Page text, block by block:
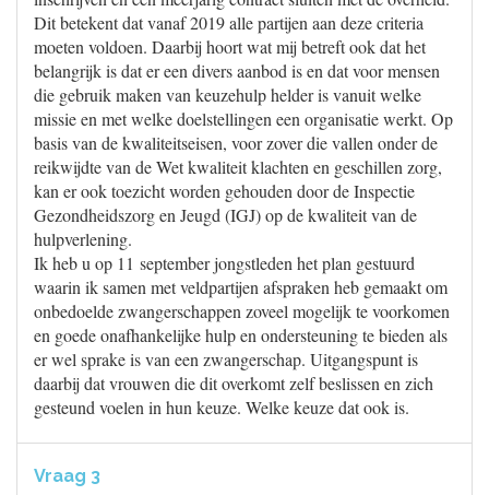
Dit betekent dat vanaf 2019 alle partijen aan deze criteria
moeten voldoen. Daarbij hoort wat mij betreft ook dat het
belangrijk is dat er een divers aanbod is en dat voor mensen
die gebruik maken van keuzehulp helder is vanuit welke
missie en met welke doelstellingen een organisatie werkt. Op
basis van de kwaliteitseisen, voor zover die vallen onder de
reikwijdte van de Wet kwaliteit klachten en geschillen zorg,
kan er ook toezicht worden gehouden door de Inspectie
Gezondheidszorg en Jeugd (IGJ) op de kwaliteit van de
hulpverlening.
Ik heb u op 11 september jongstleden het plan gestuurd
waarin ik samen met veldpartijen afspraken heb gemaakt om
onbedoelde zwangerschappen zoveel mogelijk te voorkomen
en goede onafhankelijke hulp en ondersteuning te bieden als
er wel sprake is van een zwangerschap. Uitgangspunt is
daarbij dat vrouwen die dit overkomt zelf beslissen en zich
gesteund voelen in hun keuze. Welke keuze dat ook is.
Vraag 3